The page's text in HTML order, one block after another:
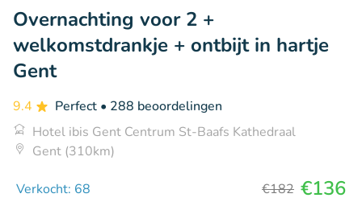
Overnachting voor 2 +
welkomstdrankje + ontbijt in hartje
Gent
9.4 Perfect • 288 beoordelingen
Hotel ibis Gent Centrum St-Baafs Kathedraal
Gent (310km)
Verkocht: 68 €182 €136